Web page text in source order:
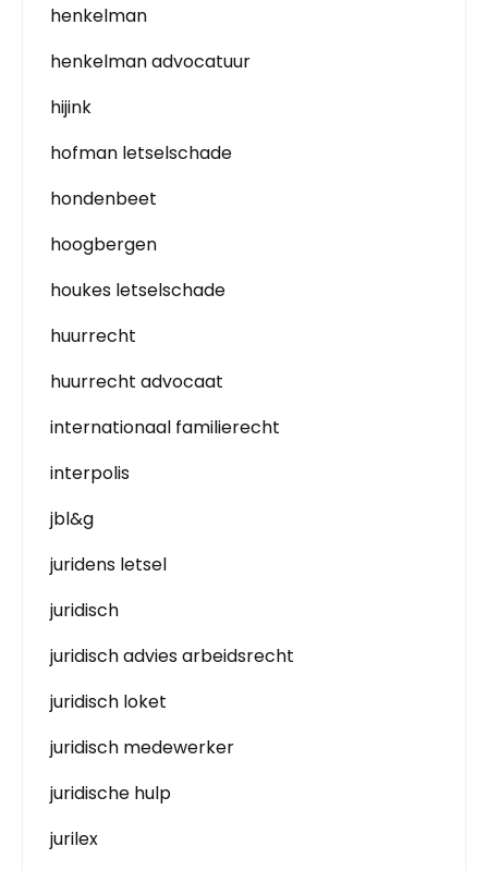
henkelman
henkelman advocatuur
hijink
hofman letselschade
hondenbeet
hoogbergen
houkes letselschade
huurrecht
huurrecht advocaat
internationaal familierecht
interpolis
jbl&g
juridens letsel
juridisch
juridisch advies arbeidsrecht
juridisch loket
juridisch medewerker
juridische hulp
jurilex